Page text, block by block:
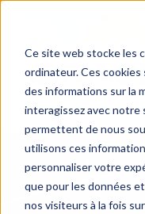
Ce site web stocke les
ordinateur. Ces
des informations sur la
interagissez avec notre
permettent de nous
utilisons ces
personnaliser votre
que pour les données
nos visiteurs à la fois
Nothing found, sorry.